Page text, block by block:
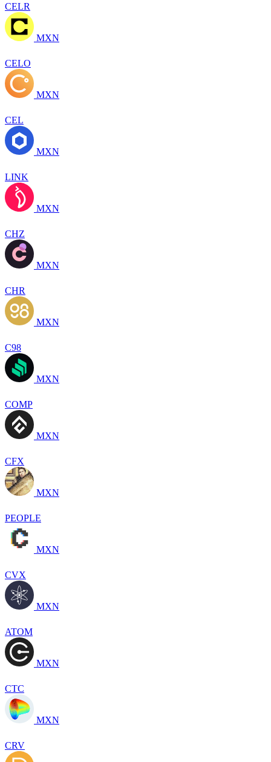
CELR
MXN
CELO
MXN
CEL
MXN
LINK
MXN
CHZ
MXN
CHR
MXN
C98
MXN
COMP
MXN
CFX
MXN
PEOPLE
MXN
CVX
MXN
ATOM
MXN
CTC
MXN
CRV